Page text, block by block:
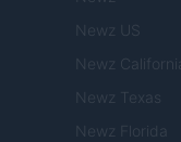
Newz US
Newz California
Newz Texas
Newz Florida